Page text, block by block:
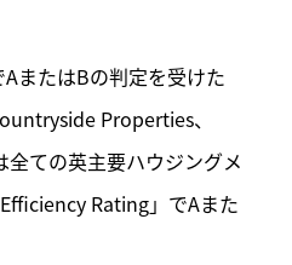
またはBの判定を受けた
Properties、
ての英主要ハウジングメ
Rating」でAまた